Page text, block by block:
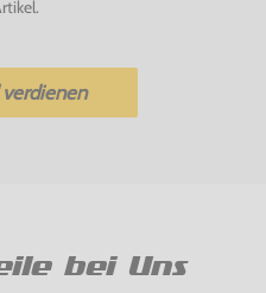
bei Uns